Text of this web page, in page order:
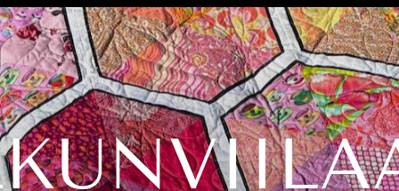
Keskeytä
diaesitys